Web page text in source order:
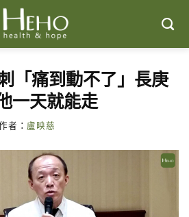
「痛到動不了」長庚
一天就能走
者： 盧映慈